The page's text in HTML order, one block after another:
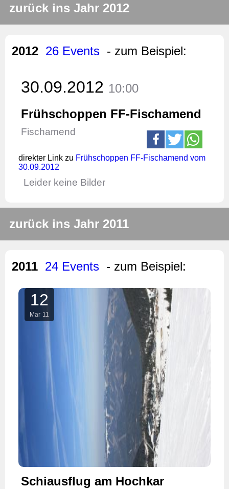
zurück ins Jahr 2012
2012 26 Events - zum Beispiel:
30.09.2012 10:00
Frühschoppen FF-Fischamend
Fischamend
direkter Link zu Frühschoppen FF-Fischamend vom
30.09.2012
Leider keine Bilder
zurück ins Jahr 2011
2011 24 Events - zum Beispiel:
12
Mar 11
Schiausflug am Hochkar